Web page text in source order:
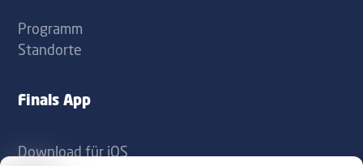
Programm
Standorte
Finals App
Download für iOS